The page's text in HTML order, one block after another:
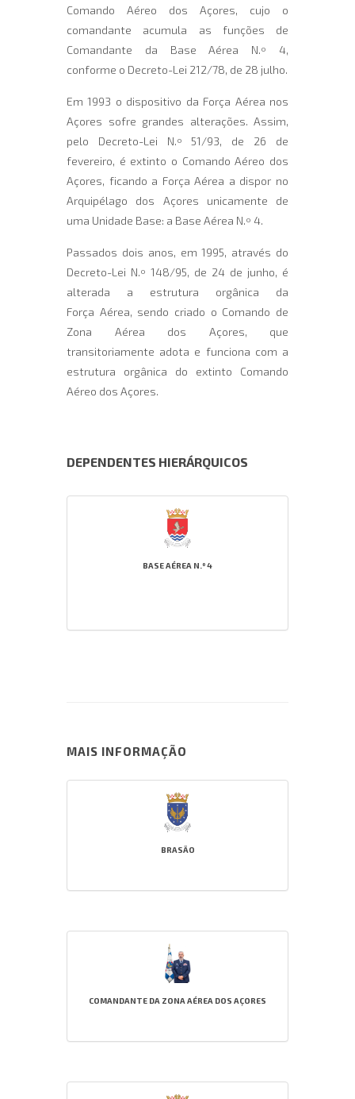
Comando Aéreo dos Açores, cujo o
comandante acumula as funções de
Comandante da Base Aérea N.º 4,
conforme o Decreto-Lei 212/78, de 28 julho.
Em 1993 o dispositivo da Força Aérea nos
Açores sofre grandes alterações. Assim,
pelo Decreto-Lei N.º 51/93, de 26 de
fevereiro, é extinto o Comando Aéreo dos
Açores, ficando a Força Aérea a dispor no
Arquipélago dos Açores unicamente de
uma Unidade Base: a Base Aérea N.º 4.
Passados dois anos, em 1995, através do
Decreto-Lei N.º 148/95, de 24 de junho, é
alterada a estrutura orgânica da
Força Aérea, sendo criado o Comando de
Zona Aérea dos Açores, que
transitoriamente adota e funciona com a
estrutura orgânica do extinto Comando
Aéreo dos Açores.
DEPENDENTES HIERÁRQUICOS
BASE AÉREA N.º 4
MAIS INFORMAÇÃO
BRASÃO
COMANDANTE DA ZONA AÉREA DOS AÇORES